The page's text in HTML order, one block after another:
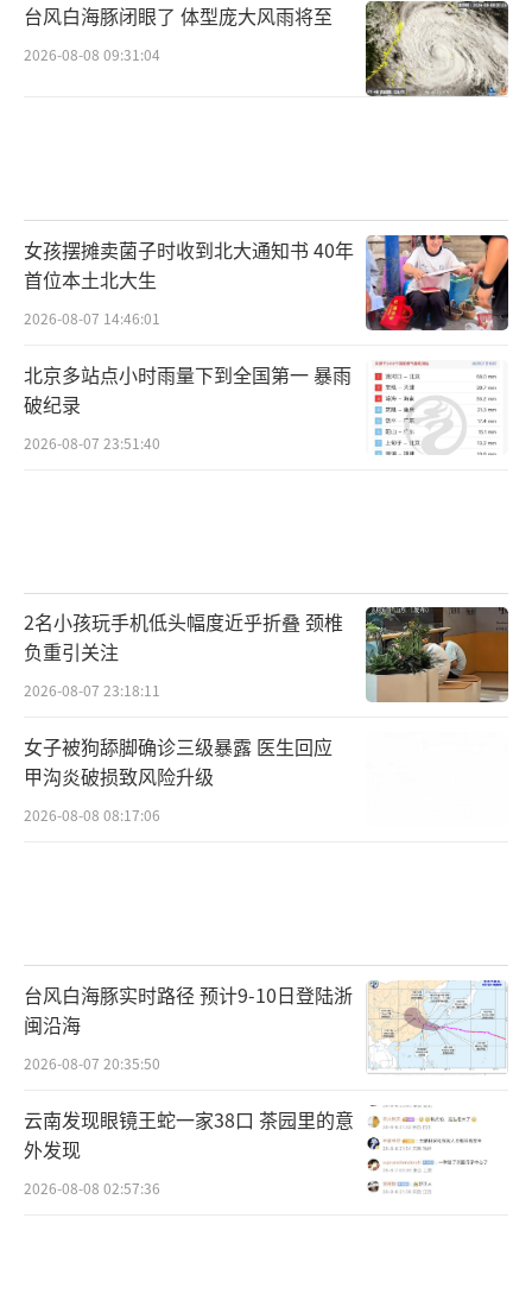
偿外，需再另外给予精神补偿，包括金地九玺
小区10年的物业费约12.9万元人民币，以及业
主另居住的金地XX小区5年的物业费约6万元人
因超出合理范围，物业方无法认同。
对于白先生所述撬门、10万元补偿及一个
车位的事情，该回复中称与事实不符，并表
院判决为准。”
>>律师说法
李宝坤律师认为，如物业撬锁占用业主房屋的
行为属实，根据《民法典》的相关规定，业主
对自己的房产享有占有、使用、收益和处分的
权利，物业公司作为房产的管理者，应当遵守
法律规定，保障业主的合法权益。物业公司擅
自撬锁占用业主房屋，这明显侵犯了业主的合
法权益，构成侵权行为。物业公司应当承担相
李宝坤提醒，在处理此类纠纷时，业主可
以依据《民法典》的相关规定，通过法律途径
追究物业公司的责任，维护自己的合法权益。
同时，物业公司也应当加强自身的管理，避免
类似事件的发生，以构建和谐的物业管理环
境。
台风白海豚闭眼了 体型庞大风雨将至
2026-08-08 09:31:04
女孩摆摊卖菌子时收到北大通知书 40年
首位本土北大生
2026-08-07 14:46:01
北京多站点小时雨量下到全国第一 暴雨
破纪录
2026-08-07 23:51:40
2名小孩玩手机低头幅度近乎折叠 颈椎
负重引关注
2026-08-07 23:18:11
女子被狗舔脚确诊三级暴露 医生回应
甲沟炎破损致风险升级
2026-08-08 08:17:06
台风白海豚实时路径 预计9-10日登陆浙
闽沿海
2026-08-07 20:35:50
云南发现眼镜王蛇一家38口 茶园里的意
外发现
2026-08-08 02:57:36